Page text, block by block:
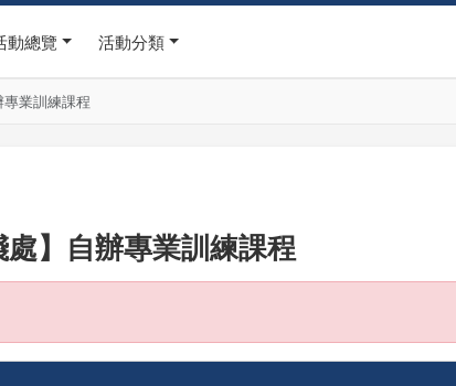
動總覽 活動分類
業訓練課程
】自辦專業訓練課程